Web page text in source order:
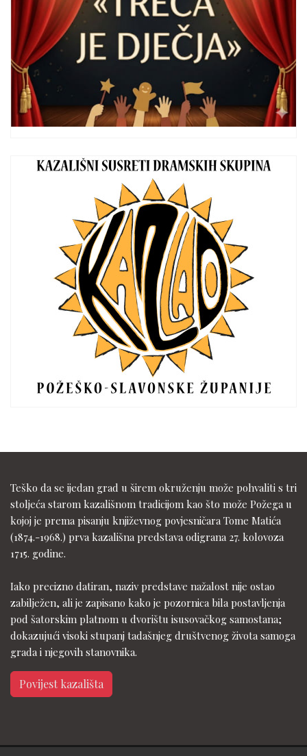
Teško da se ijedan grad u širem okruženju može pohvaliti s tri
stoljeća starom kazališnom tradicijom kao što može Požega u
kojoj je prema pisanju književnog povjesničara Tome Matića
(1874.-1968.) prva kazališna predstava odigrana 27. kolovoza
1715. godine.
Iako precizno datiran, naziv predstave nažalost nije ostao
zabilježen, ali je zapisano kako je pozornica bila postavljenja
pod šatorskim platnom u dvorištu isusovačkog samostana;
dokazujući visoki stupanj tadašnjeg društvenog života samoga
grada i njegovih stanovnika.
Povijest kazališta